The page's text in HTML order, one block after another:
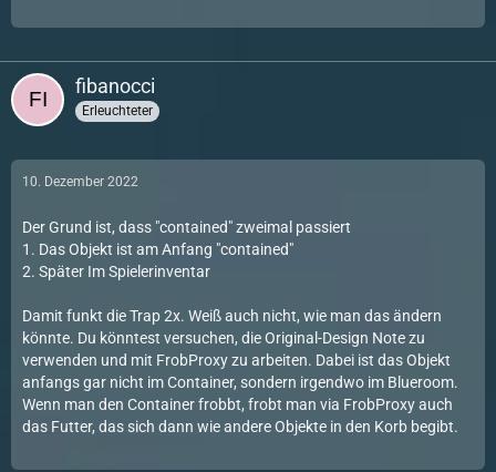
fibanocci
Erleuchteter
10. Dezember 2022
Der Grund ist, dass "contained" zweimal passiert
1. Das Objekt ist am Anfang "contained"
2. Später Im Spielerinventar
Damit funkt die Trap 2x. Weiß auch nicht, wie man das ändern
könnte. Du könntest versuchen, die Original-Design Note zu
verwenden und mit FrobProxy zu arbeiten. Dabei ist das Objekt
anfangs gar nicht im Container, sondern irgendwo im Blueroom.
Wenn man den Container frobbt, frobt man via FrobProxy auch
das Futter, das sich dann wie andere Objekte in den Korb begibt.